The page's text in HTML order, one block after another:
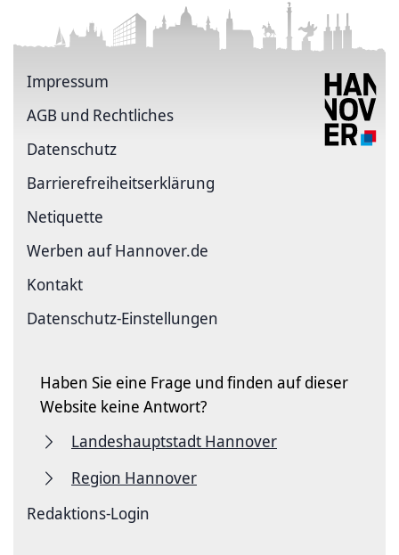
Impressum
AGB und Rechtliches
Datenschutz
Barriere­freiheits­erklärung
Netiquette
Werben auf Hannover.de
Kontakt
Datenschutz-Einstellungen
Haben Sie eine Frage und finden auf dieser
Website keine Antwort?
Landeshauptstadt Hannover
Region Hannover
Redaktions-Login